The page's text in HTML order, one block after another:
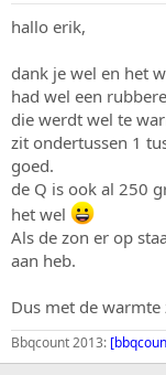
hallo erik,
dank je wel en het
had wel een
die werdt wel te
zit ondertussen 1
goed.
de Q is ook al 250
het wel
Als de zon er op
aan heb.
Dus met de
Bbqcount 2013: